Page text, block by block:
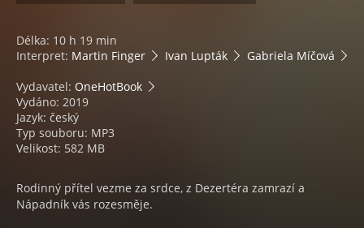
Délka: 10 h 19 min
Interpret: Martin Finger Ivan Lupták
Gabriela Míčová
Vydavatel: OneHotBook
Vydáno: 2019
Jazyk: český
Typ souboru: MP3
Velikost: 582 MB
Rodinný přítel vezme za srdce, z Dezertéra zamrazí a
Nápadník vás rozesměje.